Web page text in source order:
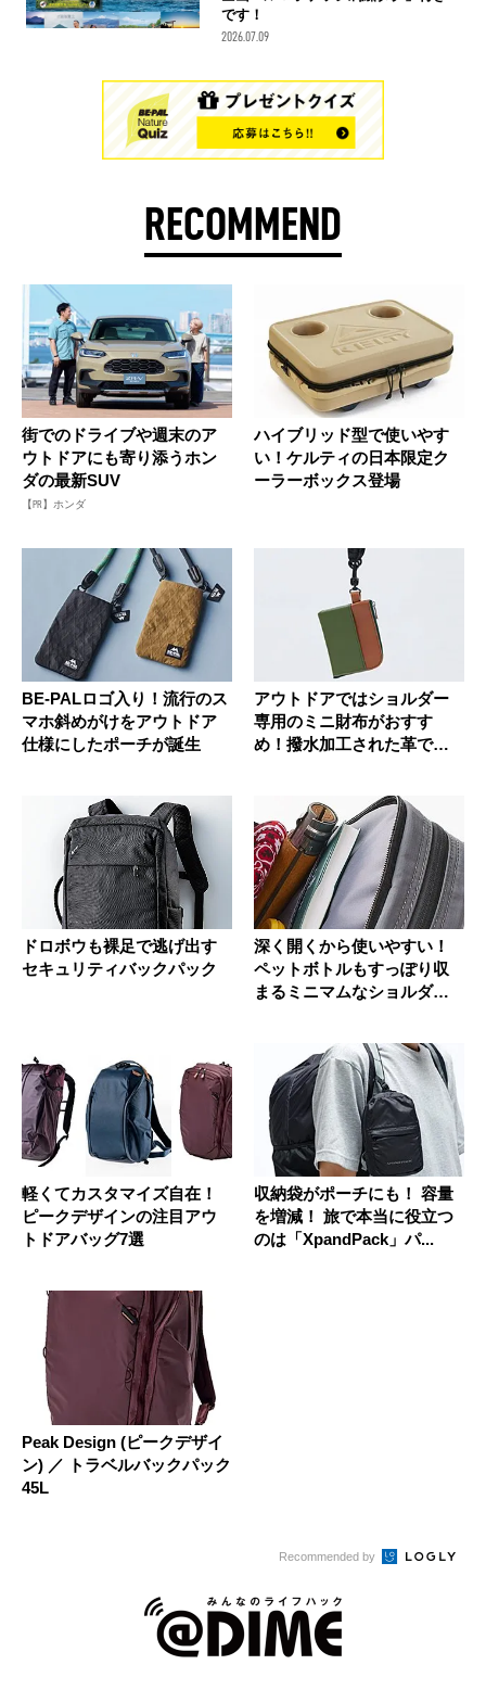
です！
2026.07.09
RECOMMEND
街でのドライブや週末のア
ウトドアにも寄り添うホン
ダの最新SUV
【PR】ホンダ
ハイブリッド型で使いやす
い！ケルティの日本限定ク
ーラーボックス登場
BE-PALロゴ入り！流行のス
マホ斜めがけをアウトドア
仕様にしたポーチが誕生
アウトドアではショルダー
専用のミニ財布がおすす
め！撥水加工された革で急
ドロボウも裸足で逃げ出す
セキュリティバックパック
深く開くから使いやすい！
ペットボトルもすっぽり収
まるミニマムなショルダー
軽くてカスタマイズ自在！
ピークデザインの注目アウ
トドアバッグ7選
収納袋がポーチにも！ 容量
を増減！ 旅で本当に役立つ
のは「XpandPack」パ...
Peak Design (ピークデザイ
ン) ／ トラベルバックパック
45L
Recommended by